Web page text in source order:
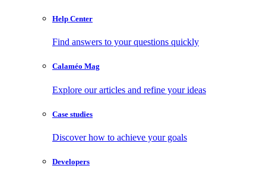
Help Center
Find answers to your questions quickly
Calaméo Mag
Explore our articles and refine your ideas
Case studies
Discover how to achieve your goals
Developers